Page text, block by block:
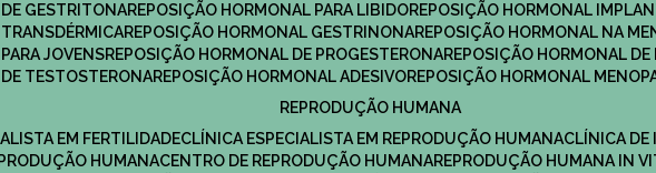
DE GESTRITONA
REPOSIÇÃO HORMONAL PARA LIBIDO
REPOSIÇÃO HORMONAL
TRANSDÉRMICA
REPOSIÇÃO HORMONAL GESTRINONA
REPOSIÇÃO HORMONAL NA
JOVENS
REPOSIÇÃO HORMONAL DE PROGESTERONA
REPOSIÇÃO HORMONAL
DE TESTOSTERONA
REPOSIÇÃO HORMONAL ADESIVO
REPOSIÇÃO HORMONAL
REPRODUÇÃO HUMANA
EM FERTILIDADE
CLÍNICA ESPECIALISTA EM REPRODUÇÃO HUMANA
CLÍNICA
HUMANA
CENTRO DE REPRODUÇÃO HUMANA
REPRODUÇÃO HUMANA IN